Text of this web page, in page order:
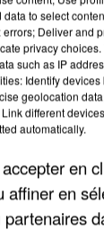
DE L’OISE
EN
to select
errors; Deliver and
privacy
such as IP
Identify
geolocation
different
automatically.
en
affiner en
partenaires